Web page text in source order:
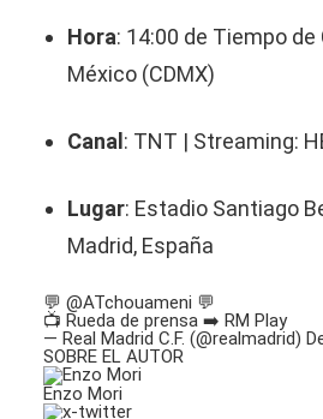
Hora: 14:00 de Tiempo de
México (CDMX)
Canal : TNT | Streaming:
Lugar: Estadio Santiago
Madrid, España
💬 @ATchouameni 💬
📺 Rueda de prensa ➡️ RM Play
— Real Madrid C.F. (@realmadrid)
SOBRE EL AUTOR
Enzo Mori